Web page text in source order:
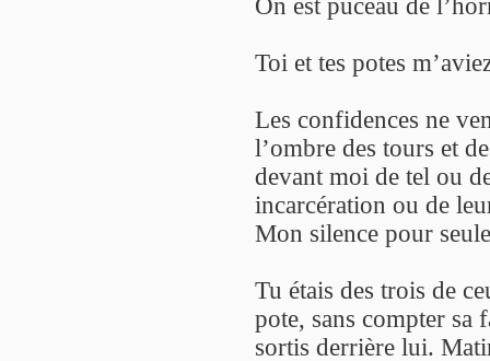
Toi et tes potes
Les confidences ne
l’ombre des tours et
devant moi de tel ou
incarcération ou de
Mon silence pour
Tu étais des trois de
pote, sans compter sa
sortis derrière lui.